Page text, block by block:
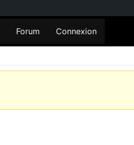
Forum Connexion